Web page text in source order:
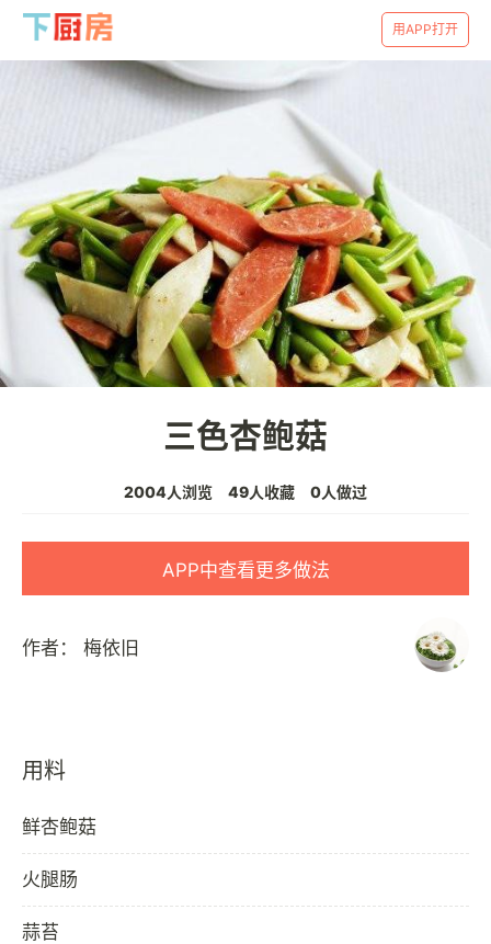
用APP打开
三色杏鲍菇
2004人浏览 49人收藏 0人做过
APP中查看更多做法
作者： 梅依旧
用料
鲜杏鲍菇
火腿肠
蒜苔